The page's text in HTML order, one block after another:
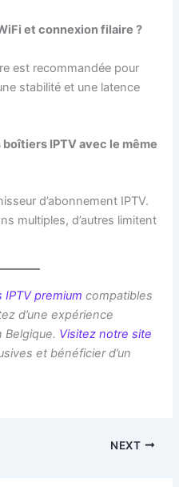
et connexion filaire ?
est recommandée pour
stabilité et une latence
IPTV avec le même
d’abonnement IPTV.
multiples, d’autres limitent
IPTV premiumcompatibles
d’une expérience
Belgique. Visitez notre site
et bénéficier d’un
NEXT